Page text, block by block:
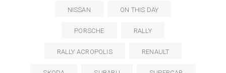
NISSAN ON THIS DAY
PORSCHE RALLY
RALLY ACROPOLIS RENAULT